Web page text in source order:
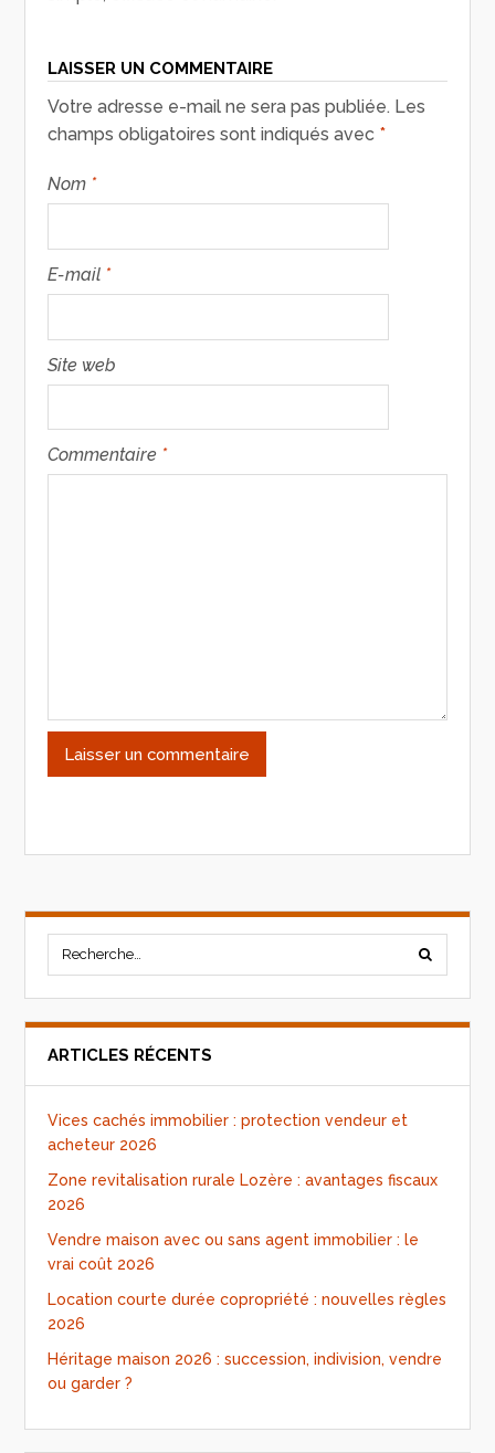
LAISSER UN COMMENTAIRE
Votre adresse e-mail ne sera pas publiée. Les
champs obligatoires sont indiqués avec *
Nom *
E-mail *
Site web
Commentaire *
ARTICLES RÉCENTS
Vices cachés immobilier : protection vendeur et
acheteur 2026
Zone revitalisation rurale Lozère : avantages fiscaux
2026
Vendre maison avec ou sans agent immobilier : le
vrai coût 2026
Location courte durée copropriété : nouvelles règles
2026
Héritage maison 2026 : succession, indivision, vendre
ou garder ?